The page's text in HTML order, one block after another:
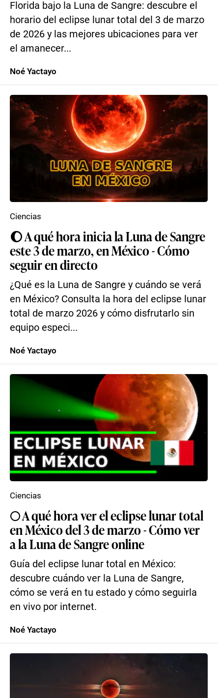
Florida bajo la Luna de Sangre: descubre el
horario del eclipse lunar total del 3 de marzo
de 2026 y las mejores ubicaciones para ver
el amanecer...
Noé Yactayo
🌔 A qué hora inicia la Luna de Sangre
este 3 de marzo, en México - Cómo
seguir en directo
¿Qué es la Luna de Sangre y cuándo se verá
en México? Consulta la hora del eclipse lunar
total de marzo 2026 y cómo disfrutarlo sin
equipo especi...
Ciencias
Noé Yactayo
🌕 A qué hora ver el eclipse lunar total
en México del 3 de marzo - Cómo ver
a la Luna de Sangre online
Guía del eclipse lunar total en México:
descubre cuándo ver la Luna de Sangre,
cómo se verá en tu estado y cómo seguirla
en vivo por internet.
Ciencias
Noé Yactayo